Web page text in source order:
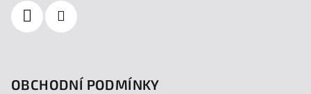
OBCHODNÍ PODMÍNKY